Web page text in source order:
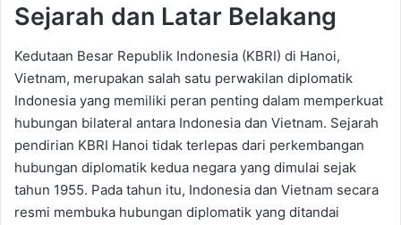
Sejarah dan Latar Belakang
Kedutaan Besar Republik Indonesia (KBRI) di Hanoi,
Vietnam, merupakan salah satu perwakilan diplomatik
Indonesia yang memiliki peran penting dalam memperkuat
hubungan bilateral antara Indonesia dan Vietnam. Sejarah
pendirian KBRI Hanoi tidak terlepas dari perkembangan
hubungan diplomatik kedua negara yang dimulai sejak
tahun 1955. Pada tahun itu, Indonesia dan Vietnam secara
resmi membuka hubungan diplomatik yang ditandai